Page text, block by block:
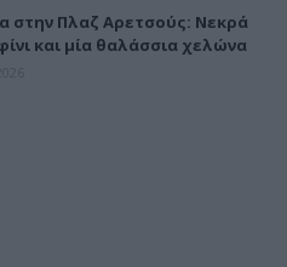
στην Πλαζ Αρετσούς: Νεκρά
και μία θαλάσσια χελώνα